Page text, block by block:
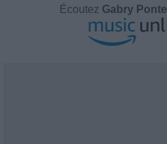
Écoutez Gabry Ponte